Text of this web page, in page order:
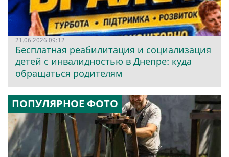
21.06.2026 09:12
Бесплатная реабилитация и социализация
детей с инвалидностью в Днепре: куда
обращаться родителям
ПОПУЛЯРНОЕ ФОТО